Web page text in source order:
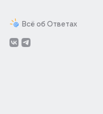
Всё об Ответах